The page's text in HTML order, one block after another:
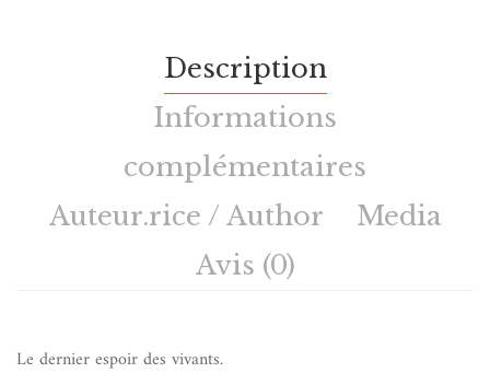
Description
Informations
complémentaires
Auteur.rice / Author
Media
Avis (0)
Le dernier espoir des vivants.